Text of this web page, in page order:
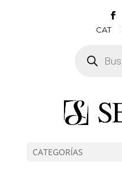
CAT
productos
CATEGORÍAS